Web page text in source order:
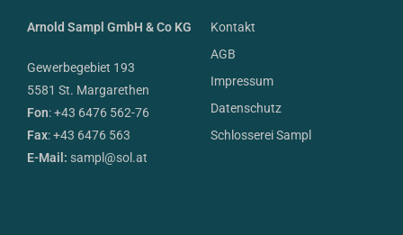
Arnold Sampl GmbH & Co KG
Gewerbegebiet 193
5581 St. Margarethen
Fon: +43 6476 562-76
Fax: +43 6476 563
E-Mail: sampl@sol.at
Kontakt
AGB
Impressum
Datenschutz
Schlosserei Sampl